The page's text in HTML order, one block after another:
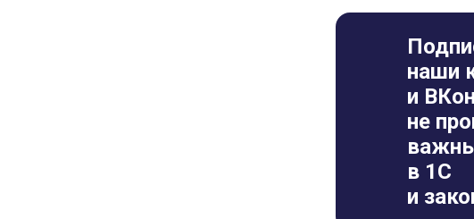
наши
и
не
в 1С
и